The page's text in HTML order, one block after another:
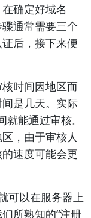
确定好域名
通常需要三个
后，接下来便
时间因地区而
是几天。实际
能通过审核。
，由于审核人
速度可能会更
可以在服务器上
所熟知的“注册